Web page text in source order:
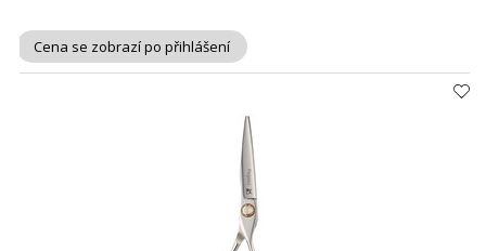
Cena se zobrazí po přihlášení